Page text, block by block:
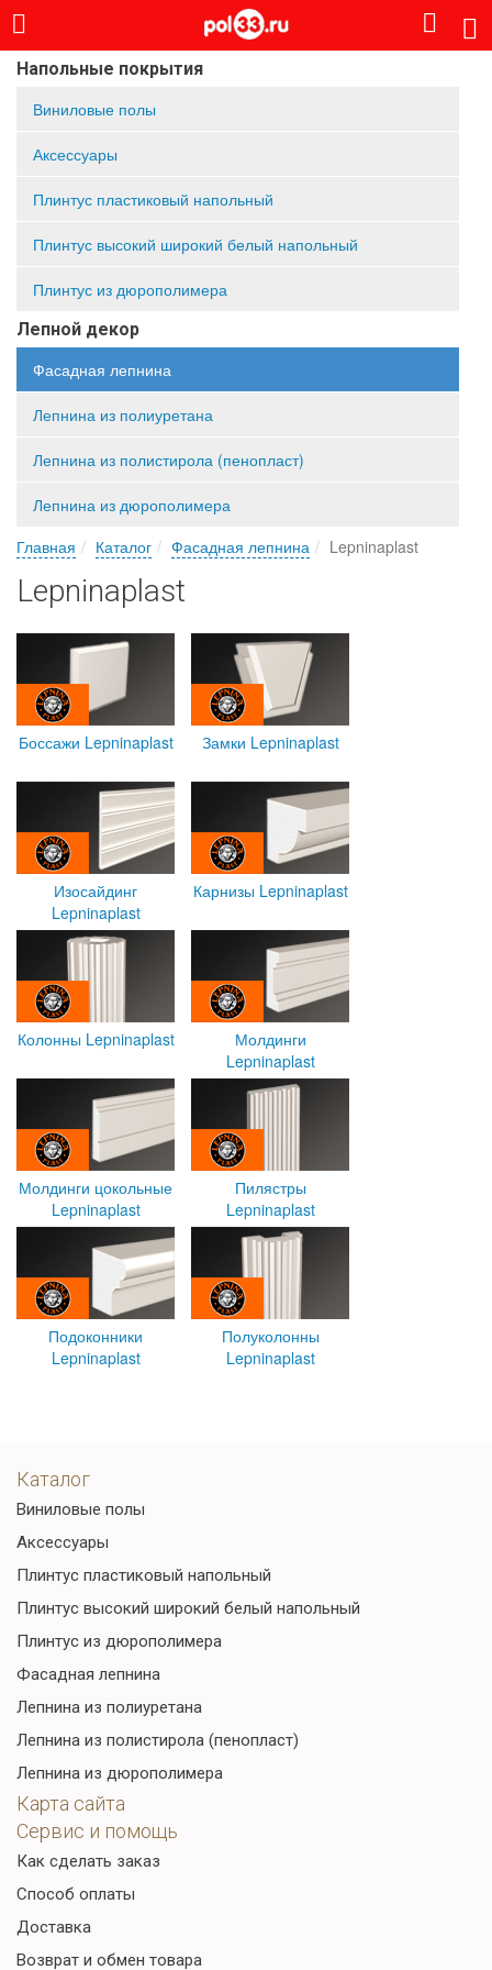
Напольные покрытия
Виниловые полы
Аксессуары
Плинтус пластиковый напольный
Плинтус высокий широкий белый напольный
Плинтус из дюрополимера
Лепной декор
Фасадная лепнина
Лепнина из полиуретана
Лепнина из полистирола (пенопласт)
Лепнина из дюрополимера
Главная
Каталог Фасадная лепнина Lepninaplast
Lepninaplast
Боссажи Lepninaplast Замки Lepninaplast
Изосайдинг
Lepninaplast
Карнизы Lepninaplast
Колонны Lepninaplast
Молдинги
Lepninaplast
Молдинги цокольные
Lepninaplast
Пилястры
Lepninaplast
Подоконники
Lepninaplast
Полуколонны
Lepninaplast
Каталог
Виниловые полы
Аксессуары
Плинтус пластиковый напольный
Плинтус высокий широкий белый напольный
Плинтус из дюрополимера
Фасадная лепнина
Лепнина из полиуретана
Лепнина из полистирола (пенопласт)
Лепнина из дюрополимера
Карта сайта
Сервис и помощь
Как сделать заказ
Способ оплаты
Доставка
Возврат и обмен товара